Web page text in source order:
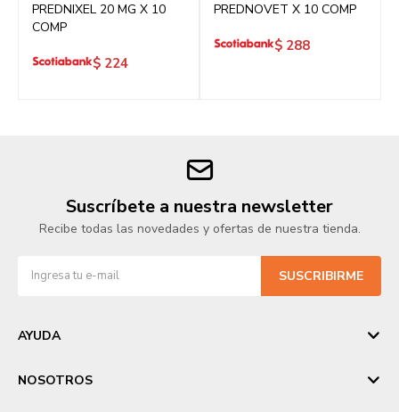
PREDNIXEL 20 MG X 10
COMP
$ 224
PREDNOVET X 10 COMP
$ 288
Suscríbete a nuestra newsletter
Recibe todas las novedades y ofertas de nuestra tienda.
SUSCRIBIRME
AYUDA
NOSOTROS